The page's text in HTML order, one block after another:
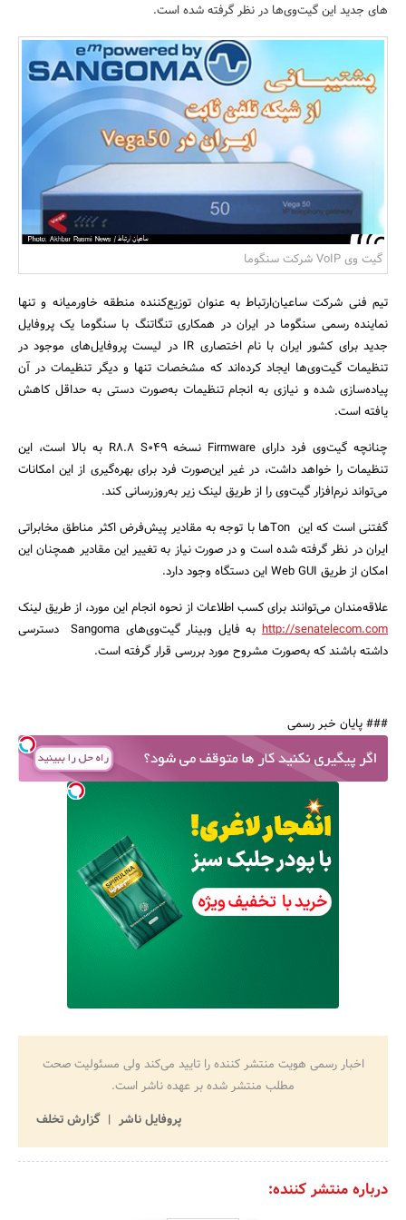
مسکن و ساختمان
های جدید این گیت‌وی‌ها در نظر گرفته شده است.
گیت وی VoIP شرکت سنگوما
تیم فنی شرکت ساعیان‌ارتباط به عنوان توزیع‌کننده منطقه خاورمیانه و تنها
نماینده رسمی سنگوما در ایران در همکاری تنگاتنگ با سنگوما یک پروفایل
جدید برای کشور ایران با نام اختصاری IR در لیست پروفایل‌های موجود در
تنظیمات گیت‌وی‌ها ایجاد کرده‌اند که مشخصات تنها و دیگر تنظیمات در آن
پیاده‌سازی شده و نیازی به انجام تنظیمات به‌صورت دستی به حداقل کاهش
یافته است.
چنانچه گیت‌وی فرد دارای Firmware نسخه R8.8 S049 به بالا است، این
تنظیمات را خواهد داشت، در غیر این‌صورت فرد برای بهره‌گیری از این امکانات
می‌تواند نرم‌افزار گیت‌وی را از طریق لینک زیر به‌روزرسانی کند.
گفتنی است که این Tonها با توجه به مقادیر پیش‌فرض اکثر مناطق مخابراتی
ایران در نظر گرفته شده است و در صورت نیاز به تغییر این مقادیر همچنان این
امکان از طریق Web GUI این دستگاه وجود دارد.
علاقه‌مندان می‌توانند برای کسب اطلاعات از نحوه انجام این مورد، از طریق لینک
http://senatelecom.com
به فایل وبینار گیت‌وی‌های Sangoma دسترسی
داشته باشند که به‌صورت مشروح مورد بررسی قرار گرفته است.
### پایان خبر رسمی
اخبار رسمی هویت منتشر کننده را تایید می‌کند ولی مسئولیت صحت
مطلب منتشر شده بر عهده ناشر است.
پروفایل ناشر
گزارش تخلف
درباره منتشر کننده: